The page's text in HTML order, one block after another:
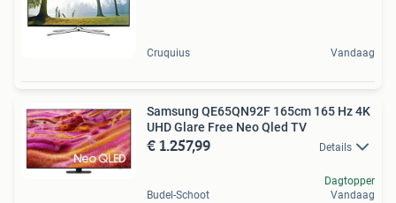
Cruquius Vandaag
Samsung QE65QN92F 165cm 165 Hz 4K
UHD Glare Free Neo Qled TV
€ 1.257,99 Details
Budel-Schoot
Dagtopper
Vandaag